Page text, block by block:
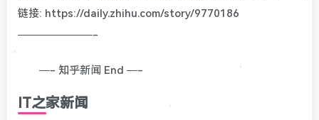
链接: https://daily.zhihu.com/story/9770186
———————-
—- 知乎新闻 End —-
IT之家新闻